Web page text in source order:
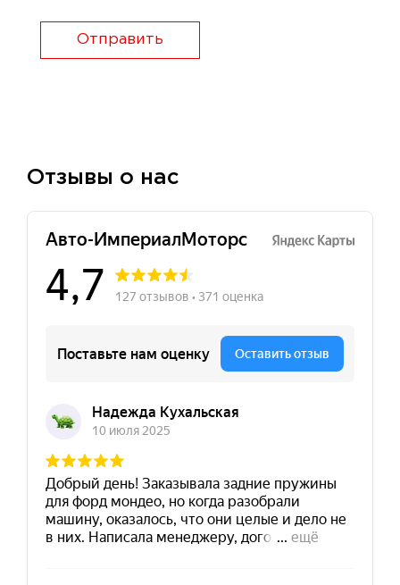
Отправить
Отзывы о нас